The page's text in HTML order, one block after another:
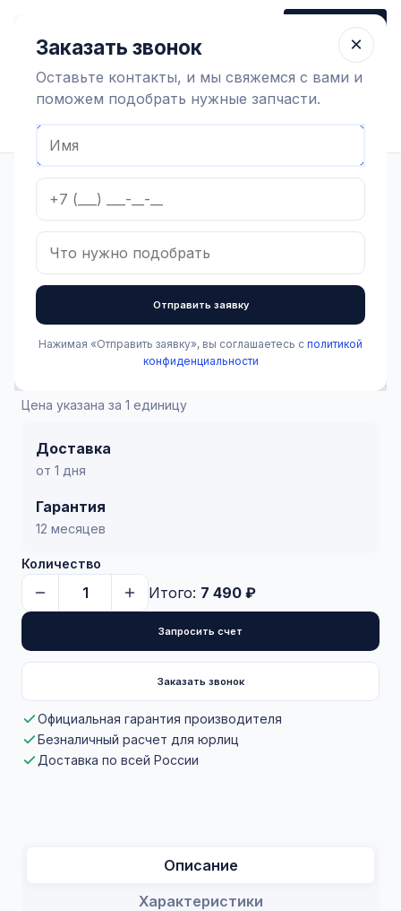
Заказать звонок
Доильные аппараты
Коллектор доильного аппарата ORBITER 340
В наличии
Коллектор доильного
аппарата ORBITER 340
2.2.1.008 Бренд:InterPuls
Цена указана за 1 единицу
Доставка
от 1 дня
Гарантия
12 месяцев
Количество
Итого: 7 490 ₽
Запросить счет
Заказать звонок
Официальная гарантия производителя
Безналичный расчет для юрлиц
Доставка по всей России
Описание
Характеристики
×
Заказать звонок
Оставьте контакты, и мы свяжемся с вами и
поможем подобрать нужные запчасти.
Отправить заявку
Нажимая «Отправить заявку», вы соглашаетесь с политикой
конфиденциальности